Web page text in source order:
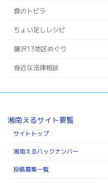
食のトビラ
ちょい足しレシピ
藤沢13地区めぐり
身近な法律相談
湘南えるサイト要覧
サイトトップ
湘南えるバックナンバー
投稿募集一覧